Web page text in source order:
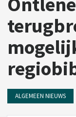
ALGEMEEN NIEUWS